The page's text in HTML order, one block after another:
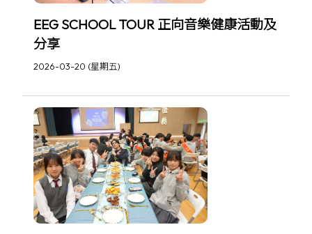
EEG SCHOOL TOUR 正向音樂健康活動及
分享
2026-03-20 (星期五)